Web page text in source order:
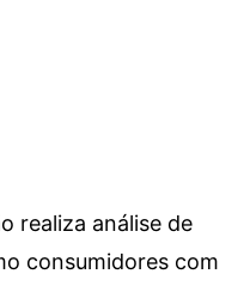
realiza análise de
consumidores com